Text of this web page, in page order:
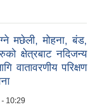
मछेली, मोहना, बंड,
क्षेत्रबाट नदिजन्य
वातावरणीय परिक्षण
10:29